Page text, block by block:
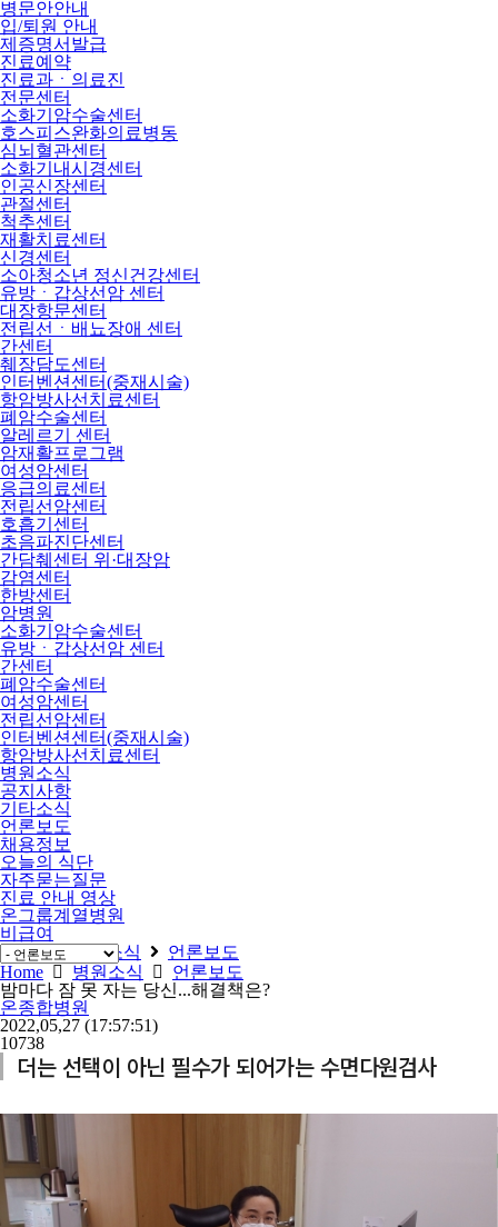
병문안안내
입/퇴원 안내
제증명서발급
진료예약
진료과ㆍ의료진
전문센터
소화기암수술센터
호스피스완화의료병동
심뇌혈관센터
소화기내시경센터
인공신장센터
관절센터
척추센터
재활치료센터
신경센터
소아청소년 정신건강센터
유방ㆍ갑상선암 센터
대장항문센터
전립선ㆍ배뇨장애 센터
간센터
췌장담도센터
인터벤션센터(중재시술)
항암방사선치료센터
폐암수술센터
알레르기 센터
암재활프로그램
여성암센터
응급의료센터
전립선암센터
호흡기센터
초음파진단센터
간담췌센터 위·대장암
감염센터
한방센터
암병원
소화기암수술센터
유방ㆍ갑상선암 센터
간센터
폐암수술센터
여성암센터
전립선암센터
인터벤션센터(중재시술)
항암방사선치료센터
병원소식
공지사항
기타소식
언론보도
채용정보
오늘의 식단
자주묻는질문
진료 안내 영상
온그룹계열병원
비급여
Home
병원소식
언론보도
Home
병원소식
언론보도
밤마다 잠 못 자는 당신...해결책은?
온종합병원
2022,05,27 (17:57:51)
10738
더는 선택이 아닌 필수가 되어가는 수면다원검사